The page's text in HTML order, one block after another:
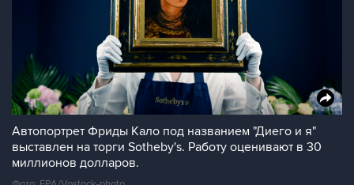
Автопортрет Фриды Кало под названием "Диего и я"
выставлен на торги Sotheby's. Работу оценивают в 30
миллионов долларов.